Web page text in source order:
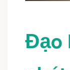
Đạo